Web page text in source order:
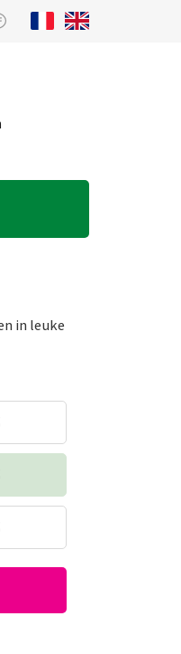
in leuke